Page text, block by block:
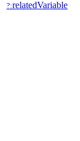
?:relatedVariable